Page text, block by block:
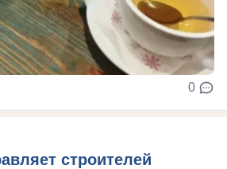
0
строителей